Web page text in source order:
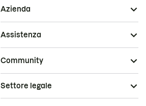
Azienda
Assistenza
Community
Settore legale